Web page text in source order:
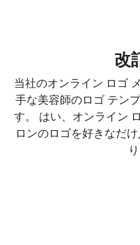
改
当社のオンライン ロゴ
手な美容師のロゴ テン
す。 はい、オンライン
ロンのロゴを好きなだ